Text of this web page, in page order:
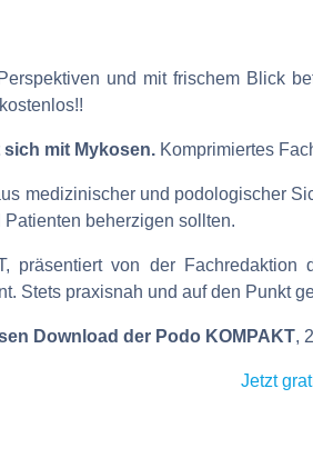
und mit frischem Blick
sich mit Mykosen. Komprimiertes
medizinischer und podologischer
beherzigen sollten.
präsentiert von der
Stets praxisnah und auf den Punkt
Download der Podo KOMPAKT,
Jetzt